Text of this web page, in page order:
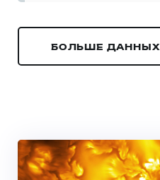
БОЛЬШЕ ДАННЫХ